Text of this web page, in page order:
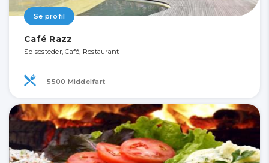
Se profil
Café Razz
Spisesteder, Café, Restaurant
5500 Middelfart